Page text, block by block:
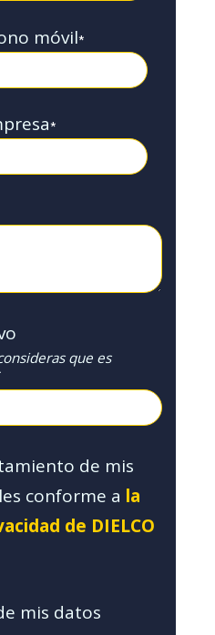
móvil*
*
que es
de mis
conforme a la
de DIELCO
mis datos